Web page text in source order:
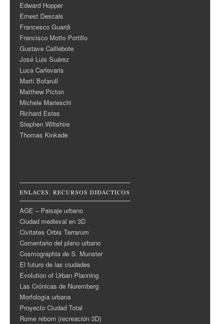
Edward Hopper
Ernest Descals
Francesco Guardi
Francisco Motto Portillo
Gustave Caillebote
José Luis Suárez
Luca Carlevaris
Martí Bofarull
Matthew Picton
Michele Marieschi
Richard Estes
Stephen Wiltshire
Thomas Kinkade
ENLACES: RECURSOS DIDÁCTICOS
AGE – Paisaje urbano
Ciudad medieval en 3D
Civitates Orbis Terrarum
Comentario del plano urbano
Cosmographia de S. Munster
El futuro de las ciudades
Evolution of Urban Planning
Las Crónicas de Nuremberg
Morfología urbana
Proyecto Ciudad Total
Rome reborn (recreación 3D)